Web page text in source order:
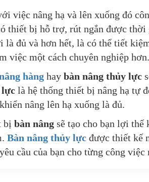
việc nâng hạ và lên xuống đó
thiết bị hỗ trợ, rút ngắn được thời
là đủ và hơn hết, là có thể tiết
việc một cách chuyên nghiệp hơn.
hàng hay bàn nâng thủy lực
là hệ thống thiết bị nâng hạ tự
nâng lên hạ xuống là đủ.
bị bàn nâng sẽ tạo cho bạn lợi thế
Bàn nâng thủy lực được thiết kế
cầu của bạn cho từng công việc